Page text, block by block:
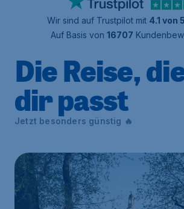
Wir sind auf Trustpilot mit 4.1 von 5
Auf Basis von 16707
Die Reise,
dir passt
Jetzt besonders günstig 🔥